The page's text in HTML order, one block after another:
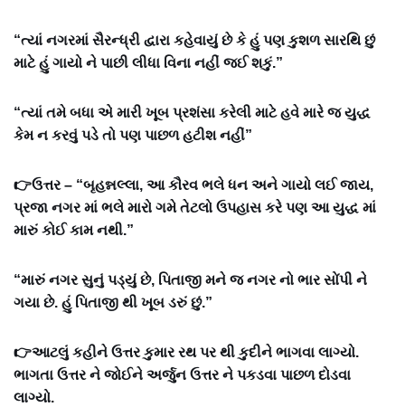
“ત્યાં નગરમાં સૈરન્ધ્રી દ્વારા કહેવાયું છે કે હું પણ કુશળ સારથિ છું
માટે હું ગાયો ને પાછી લીધા વિના નહીં જઈ શકું.”
“ત્યાં તમે બધા એ મારી ખૂબ પ્રશંસા કરેલી માટે હવે મારે જ યુદ્ધ
કેમ ન કરવું પડે તો પણ પાછળ હટીશ નહીં”
👉ઉત્તર – “બૃહન્નલ્લા, આ કૌરવ ભલે ધન અને ગાયો લઈ જાય,
પ્રજા નગર માં ભલે મારો ગમે તેટલો ઉપહાસ કરે પણ આ યુદ્ધ માં
મારું કોઈ કામ નથી.”
“મારું નગર સુનું પડ્યું છે, પિતાજી મને જ નગર નો ભાર સોંપી ને
ગયા છે. હું પિતાજી થી ખૂબ ડરું છું.”
👉આટલું કહીને ઉત્તર કુમાર રથ પર થી કુદીને ભાગવા લાગ્યો.
ભાગતા ઉત્તર ને જોઈને અર્જુન ઉત્તર ને પકડવા પાછળ દોડવા
લાગ્યો.